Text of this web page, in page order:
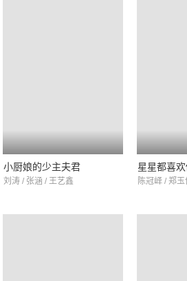
小厨娘的少主夫君
刘涛 / 张涵 / 王艺鑫
星星都喜
陈冠峄 / 郑